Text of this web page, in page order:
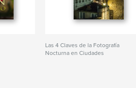
Las 4 Claves de la Fotografía
Nocturna en Ciudades